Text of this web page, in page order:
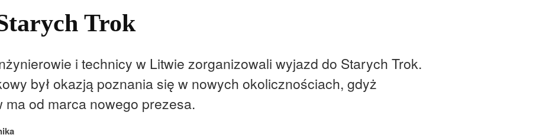
Trok
i technicy w Litwie zorganizowali wyjazd do Starych Trok.
był okazją poznania się w nowych okolicznościach, gdyż
od marca nowego prezesa.